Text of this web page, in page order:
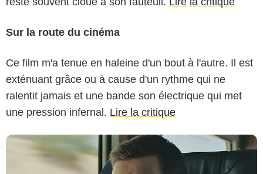
Sur la route du cinéma
Ce film m'a tenue en haleine d'un bout à l'autre. Il est
exténuant grâce ou à cause d'un rythme qui ne
ralentit jamais et une bande son électrique qui met
une pression infernal. Lire la critique